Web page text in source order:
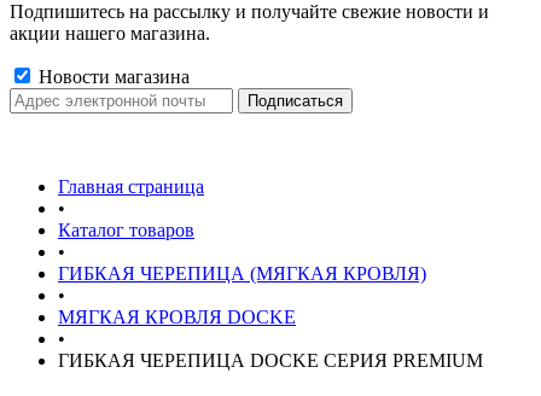
Подпишитесь на рассылку и получайте свежие новости и
акции нашего магазина.
Новости магазина
Главная страница
•
Каталог товаров
•
ГИБКАЯ ЧЕРЕПИЦА (МЯГКАЯ КРОВЛЯ)
•
МЯГКАЯ КРОВЛЯ DOCKE
•
ГИБКАЯ ЧЕРЕПИЦА DOCKE СЕРИЯ PREMIUM